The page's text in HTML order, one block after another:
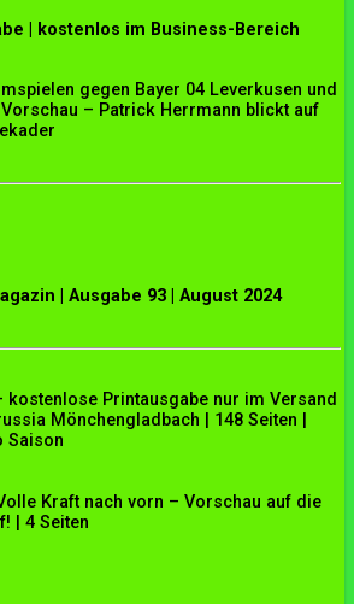
| kostenlos im Business-Bereich
gegen Bayer 04 Leverkusen und
– Patrick Herrmann blickt auf
| Ausgabe 93 | August 2024
Printausgabe nur im Versand
Mönchengladbach | 148 Seiten |
Saison
Kraft nach vorn – Vorschau auf die
| 4 Seiten